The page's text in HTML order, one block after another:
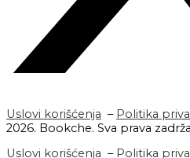
Uslovi korišćenja – Politika
2026. Bookche. Sva prava
Uslovi korišćenja – Politika